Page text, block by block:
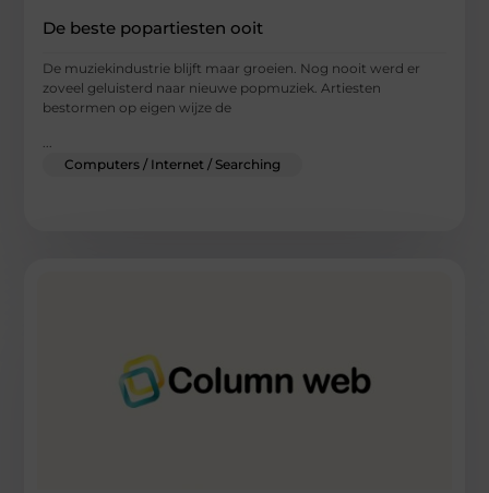
De beste popartiesten ooit
De muziekindustrie blijft maar groeien. Nog nooit werd er
zoveel geluisterd naar nieuwe popmuziek. Artiesten
bestormen op eigen wijze de
...
Computers / Internet / Searching